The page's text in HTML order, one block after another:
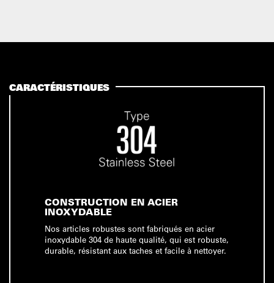
CARACTÉRISTIQUES
CONSTRUCTION EN ACIER
INOXYDABLE
Nos articles robustes sont fabriqués en acier
inoxydable 304 de haute qualité, qui est robuste,
durable, résistant aux taches et facile à nettoyer.